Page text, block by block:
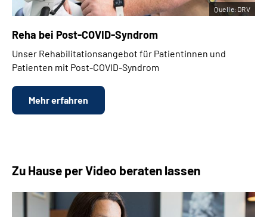
Reha bei Post-COVID-Syndrom
Unser Rehabilitationsangebot für Patientinnen und
Patienten mit Post-COVID-Syndrom
Mehr erfahren
Quelle:DRV
Zu Hause per Video beraten lassen